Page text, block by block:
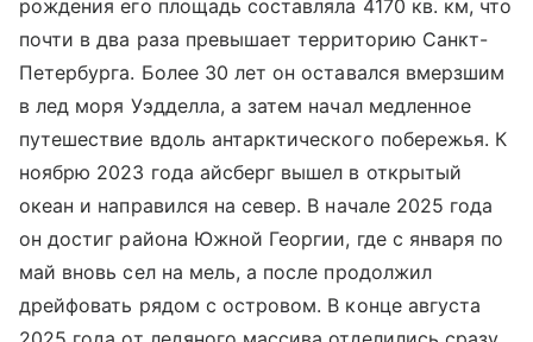
рождения его площадь составляла 4170 кв. км, что
почти в два раза превышает территорию Санкт-
Петербурга. Более 30 лет он оставался вмерзшим
в лед моря Уэдделла, а затем начал медленное
путешествие вдоль антарктического побережья. К
ноябрю 2023 года айсберг вышел в открытый
океан и направился на север. В начале 2025 года
он достиг района Южной Георгии, где с января по
май вновь сел на мель, а после продолжил
дрейфовать рядом с островом. В конце августа